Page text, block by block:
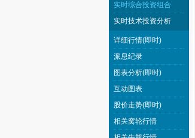
实时综合投资组合
实时技术投资分析
详细行情(即时)
派息纪录
图表分析(即时)
互动图表
股价走势(即时)
相关窝轮行情